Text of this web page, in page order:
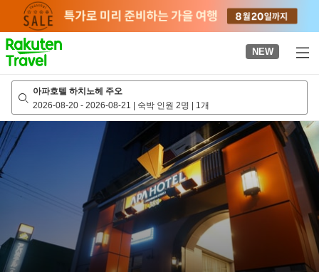
page
NEW
아파호텔 하치노헤 주오
2026-08-20 - 2026-08-21 | 숙박 인원 2명 | 1개